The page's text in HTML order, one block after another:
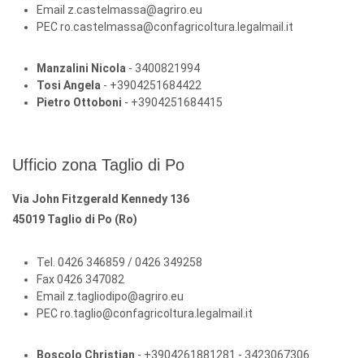
Email z.castelmassa@agriro.eu
PEC ro.castelmassa@confagricoltura.legalmail.it
Manzalini Nicola - 3400821994
Tosi Angela - +3904251684422
Pietro Ottoboni - +3904251684415
Ufficio zona Taglio di Po
Via John Fitzgerald Kennedy 136
45019 Taglio di Po (Ro)
Tel. 0426 346859 / 0426 349258
Fax 0426 347082
Email z.tagliodipo@agriro.eu
PEC ro.taglio@confagricoltura.legalmail.it
Boscolo Christian - +3904261881281 - 3423067306